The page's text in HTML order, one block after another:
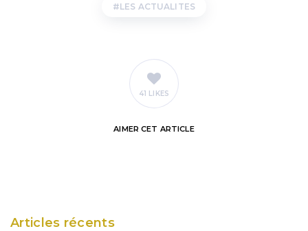
LES ACTUALITES
41 LIKES
AIMER CET ARTICLE
Articles récents